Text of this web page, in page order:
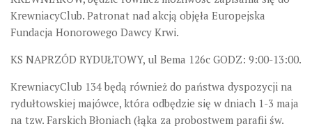
KrewniacyClub. Patronat nad akcją objęła Europejska
Fundacja Honorowego Dawcy Krwi.
KS NAPRZÓD RYDUŁTOWY, ul Bema 126c GODZ: 9:00-13:00.
KrewniacyClub 134 będą również do państwa dyspozycji na
rydułtowskiej majówce, która odbędzie się w dniach 1-3 maja
na tzw. Farskich Błoniach (łąka za probostwem parafii św.